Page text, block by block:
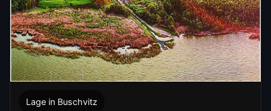
Lage in Buschvitz